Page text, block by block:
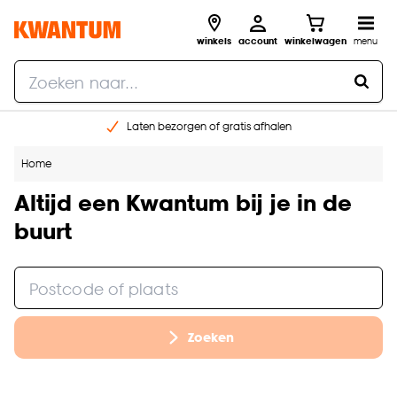
winkels account winkelwagen menu
Laten bezorgen of gratis afhalen
Home
Altijd een Kwantum bij je in de
buurt
Zoeken